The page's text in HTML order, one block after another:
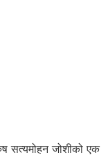
सत्यमोहन जोशीको एक